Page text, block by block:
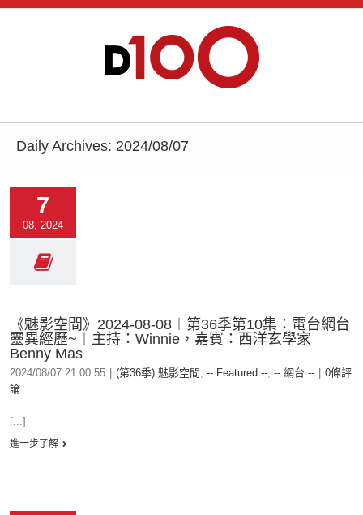
Daily Archives: 2024/08/07
7
08, 2024
《魅影空間》2024-08-08︱第36季第10集：電台網台
靈異經歷~︱主持：Winnie，嘉賓：西洋玄學家
Benny Mas
2024/08/07 21:00:55 (第36季) 魅影空間 , -- Featured --, -- 網台 --
0條評
論
[...]
進一步了解